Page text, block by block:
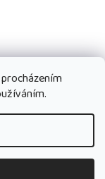
práva vyhrazena.